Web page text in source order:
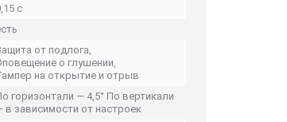
с
от подлога,
о глушении,
на открытие и отрыв
горизонтали — 4,5° По вертикали
в зависимости от настроек